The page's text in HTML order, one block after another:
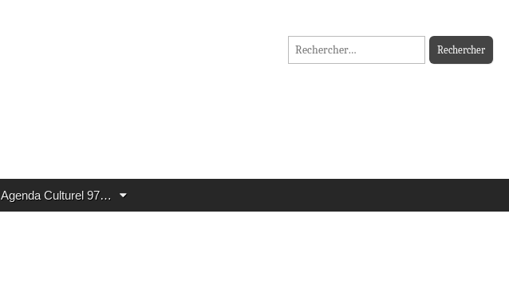
Rechercher :
Agenda Culturel 97…